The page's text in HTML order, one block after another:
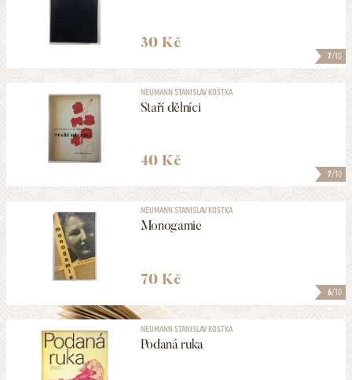
7/10
30 Kč
7/10
NEUMANN STANISLAV KOSTKA
Staří dělníci
40 Kč
6/10
NEUMANN STANISLAV KOSTKA
Monogamie
70 Kč
NEUMANN STANISLAV KOSTKA
Podaná ruka